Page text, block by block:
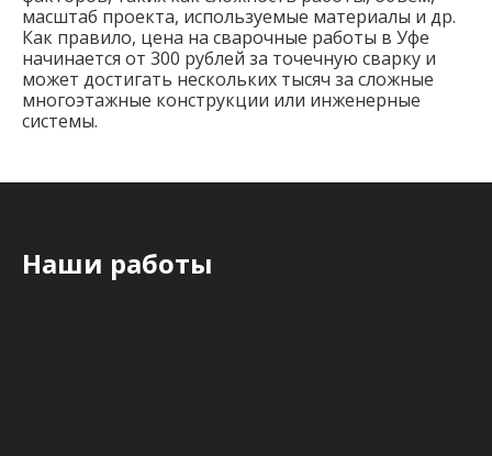
масштаб проекта, используемые материалы и др.
Как правило, цена на сварочные работы в Уфе
начинается от 300 рублей за точечную сварку и
может достигать нескольких тысяч за сложные
многоэтажные конструкции или инженерные
системы.
Наши работы